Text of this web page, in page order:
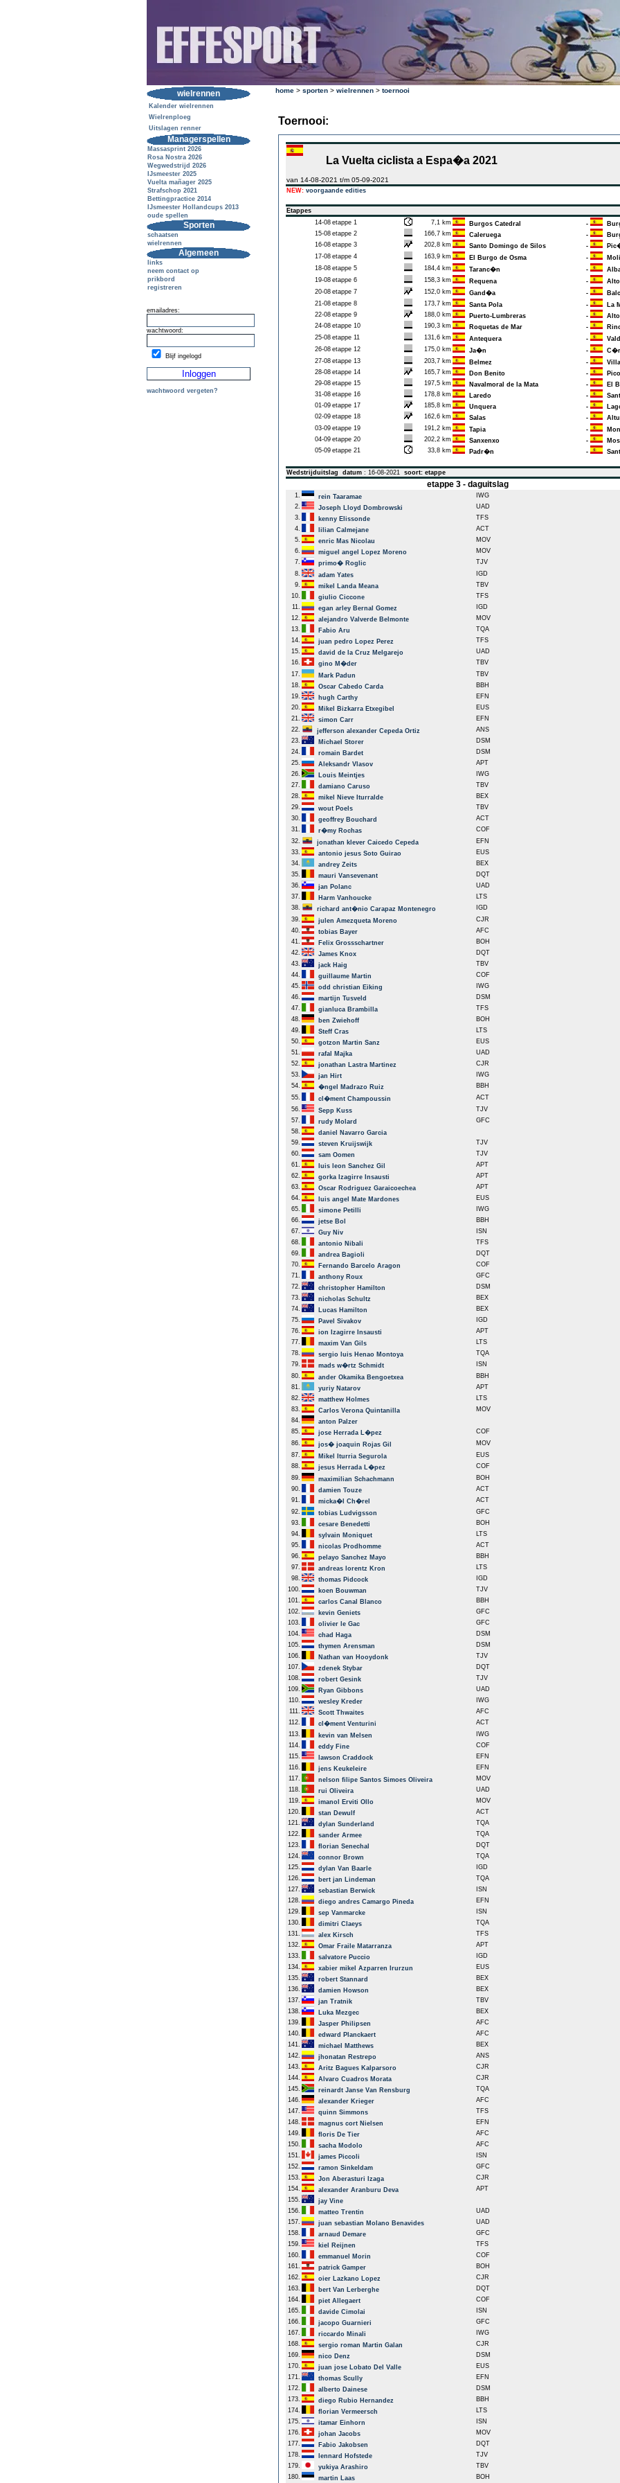
wielrennen
Kalender wielrennen
Wielrenploeg
Uitslagen renner
Managerspellen
Massasprint 2026
Rosa Nostra 2026
Wegwedstrijd 2026
IJsmeester 2025
Vuelta mañager 2025
Strafschop 2021
Bettingpractice 2014
IJsmeester Hollandcups 2013
oude spellen
Sporten
schaatsen
wielrennen
Algemeen
links
neem contact op
prikbord
registreren
emailadres:
wachtwoord:
Blijf ingelogd
wachtwoord vergeten?
home > sporten > wielrennen > toernooi
Toernooi:
La Vuelta ciclista a Espa�a 2021
van 14-08-2021 t/m 05-09-2021
NEW: voorgaande edities
Etappes
14-08 etappe 1 7,1 km Burgos Catedral -
15-08 etappe 2 166,7 km Caleruega -
16-08 etappe 3 202,8 km Santo Domingo de Silos -
17-08 etappe 4 163,9 km El Burgo de Osma -
18-08 etappe 5 184,4 km Taranc�n -
19-08 etappe 6 158,3 km Requena -
Alto
20-08 etappe 7 152,0 km Gand�a -
21-08 etappe 8 173,7 km Santa Pola -
La
22-08 etappe 9 188,0 km Puerto-Lumbreras -
Alto
24-08 etappe 10 190,3 km Roquetas de Mar -
25-08 etappe 11 131,6 km Antequera -
26-08 etappe 12 175,0 km Ja�n -
27-08 etappe 13 203,7 km Belmez -
28-08 etappe 14 165,7 km Don Benito -
29-08 etappe 15 197,5 km Navalmoral de la Mata -
El
31-08 etappe 16 178,8 km Laredo -
01-09 etappe 17 185,8 km Unquera -
02-09 etappe 18 162,6 km Salas -
03-09 etappe 19 191,2 km Tapia -
04-09 etappe 20 202,2 km Sanxenxo -
05-09 etappe 21 33,8 km Padr�n -
Wedstrijduitslag datum : 16-08-2021 soort: etappe
etappe 3 - daguitslag
1. rein Taaramae IWG
2.
Joseph Lloyd Dombrowski UAD
3.
kenny Elissonde TFS
4.
lilian Calmejane ACT
5.
enric Mas Nicolau MOV
6.
miguel angel Lopez Moreno MOV
7.
primo� Roglic TJV
8.
adam Yates IGD
9.
mikel Landa Meana TBV
10.
giulio Ciccone TFS
11.
egan arley Bernal Gomez IGD
12.
alejandro Valverde Belmonte MOV
13.
Fabio Aru TQA
14.
juan pedro Lopez Perez TFS
15.
david de la Cruz Melgarejo UAD
16.
gino M�der TBV
17.
Mark Padun TBV
18.
Oscar Cabedo Carda BBH
19.
hugh Carthy EFN
20.
Mikel Bizkarra Etxegibel EUS
21.
simon Carr EFN
22.
jefferson alexander Cepeda Ortiz ANS
23.
Michael Storer DSM
24.
romain Bardet DSM
25.
Aleksandr Vlasov APT
26.
Louis Meintjes IWG
27.
damiano Caruso TBV
28.
mikel Nieve Iturralde BEX
29.
wout Poels TBV
30.
geoffrey Bouchard ACT
31.
r�my Rochas COF
32.
jonathan klever Caicedo Cepeda EFN
33.
antonio jesus Soto Guirao EUS
34.
andrey Zeits BEX
35.
mauri Vansevenant DQT
36.
jan Polanc UAD
37.
Harm Vanhoucke LTS
38.
richard ant�nio Carapaz Montenegro IGD
39.
julen Amezqueta Moreno CJR
40.
tobias Bayer AFC
41.
Felix Grossschartner BOH
42.
James Knox DQT
43.
jack Haig TBV
44.
guillaume Martin COF
45.
odd christian Eiking IWG
46.
martijn Tusveld DSM
47.
gianluca Brambilla TFS
48.
ben Zwiehoff BOH
49.
Steff Cras LTS
50.
gotzon Martin Sanz EUS
51.
rafal Majka UAD
52.
jonathan Lastra Martinez CJR
53.
jan Hirt IWG
54.
�ngel Madrazo Ruiz BBH
55.
cl�ment Champoussin ACT
56.
Sepp Kuss TJV
57.
rudy Molard GFC
58.
daniel Navarro Garcia
59.
steven Kruijswijk TJV
60.
sam Oomen TJV
61.
luis leon Sanchez Gil APT
62.
gorka Izagirre Insausti APT
63.
Oscar Rodriguez Garaicoechea APT
64.
luis angel Mate Mardones EUS
65.
simone Petilli IWG
66.
jetse Bol BBH
67.
Guy Niv ISN
68.
antonio Nibali TFS
69.
andrea Bagioli DQT
70.
Fernando Barcelo Aragon COF
71.
anthony Roux GFC
72.
christopher Hamilton DSM
73.
nicholas Schultz BEX
74.
Lucas Hamilton BEX
75.
Pavel Sivakov IGD
76.
ion Izagirre Insausti APT
77.
maxim Van Gils LTS
78.
sergio luis Henao Montoya TQA
79.
mads w�rtz Schmidt ISN
80.
ander Okamika Bengoetxea BBH
81.
yuriy Natarov APT
82.
matthew Holmes LTS
83.
Carlos Verona Quintanilla MOV
84.
anton Palzer
85.
jose Herrada L�pez COF
86.
jos� joaquin Rojas Gil MOV
87.
Mikel Iturria Segurola EUS
88.
jesus Herrada L�pez COF
89.
maximilian Schachmann BOH
90.
damien Touze ACT
91.
micka�l Ch�rel ACT
92.
tobias Ludvigsson GFC
93.
cesare Benedetti BOH
94.
sylvain Moniquet LTS
95.
nicolas Prodhomme ACT
96.
pelayo Sanchez Mayo BBH
97.
andreas lorentz Kron LTS
98.
thomas Pidcock IGD
100.
koen Bouwman TJV
101.
carlos Canal Blanco BBH
102.
kevin Geniets GFC
103.
olivier le Gac GFC
104.
chad Haga DSM
105.
thymen Arensman DSM
106.
Nathan van Hooydonk TJV
107.
zdenek Stybar DQT
108.
robert Gesink TJV
109.
Ryan Gibbons UAD
110.
wesley Kreder IWG
111.
Scott Thwaites AFC
112.
cl�ment Venturini ACT
113.
kevin van Melsen IWG
114.
eddy Fine COF
115.
lawson Craddock EFN
116.
jens Keukeleire EFN
117.
nelson filipe Santos Simoes Oliveira MOV
118.
rui Oliveira UAD
119.
imanol Erviti Ollo MOV
120.
stan Dewulf ACT
121.
dylan Sunderland TQA
122.
sander Armee TQA
123.
florian Senechal DQT
124.
connor Brown TQA
125.
dylan Van Baarle IGD
126.
bert jan Lindeman TQA
127.
sebastian Berwick ISN
128.
diego andres Camargo Pineda EFN
129.
sep Vanmarcke ISN
130.
dimitri Claeys TQA
131.
alex Kirsch TFS
132.
Omar Fraile Matarranza APT
133.
salvatore Puccio IGD
134.
xabier mikel Azparren Irurzun EUS
135.
robert Stannard BEX
136.
damien Howson BEX
137.
jan Tratnik TBV
138.
Luka Mezgec BEX
139.
Jasper Philipsen AFC
140.
edward Planckaert AFC
141.
michael Matthews BEX
142.
jhonatan Restrepo ANS
143.
Aritz Bagues Kalparsoro CJR
144.
Alvaro Cuadros Morata CJR
145.
reinardt Janse Van Rensburg TQA
146.
alexander Krieger AFC
147.
quinn Simmons TFS
148.
magnus cort Nielsen EFN
149.
floris De Tier AFC
150.
sacha Modolo AFC
151.
james Piccoli ISN
152.
ramon Sinkeldam GFC
153.
Jon Aberasturi Izaga CJR
154.
alexander Aranburu Deva APT
155.
jay Vine
156.
matteo Trentin UAD
157.
juan sebastian Molano Benavides UAD
158.
arnaud Demare GFC
159.
kiel Reijnen TFS
160.
emmanuel Morin COF
161.
patrick Gamper BOH
162.
oier Lazkano Lopez CJR
163.
bert Van Lerberghe DQT
164.
piet Allegaert COF
165.
davide Cimolai ISN
166.
jacopo Guarnieri GFC
167.
riccardo Minali IWG
168.
sergio roman Martin Galan CJR
169.
nico Denz DSM
170.
juan jose Lobato Del Valle EUS
171.
thomas Scully EFN
172.
alberto Dainese DSM
173.
diego Rubio Hernandez BBH
174.
florian Vermeersch LTS
175.
itamar Einhorn ISN
176.
johan Jacobs MOV
177.
Fabio Jakobsen DQT
178.
lennard Hofstede TJV
179.
yukiya Arashiro TBV
180.
martin Laas BOH